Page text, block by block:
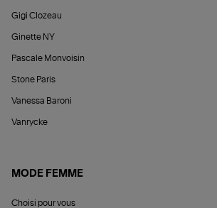
Gigi Clozeau
Ginette NY
Pascale Monvoisin
Stone Paris
Vanessa Baroni
Vanrycke
MODE FEMME
Choisi pour vous